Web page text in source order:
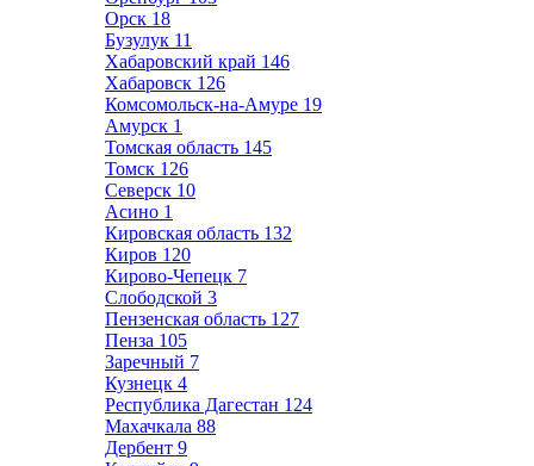
Орск 18
Бузулук 11
Хабаровский край 146
Хабаровск 126
Комсомольск-на-Амуре 19
Амурск 1
Томская область 145
Томск 126
Северск 10
Асино 1
Кировская область 132
Киров 120
Кирово-Чепецк 7
Слободской 3
Пензенская область 127
Пенза 105
Заречный 7
Кузнецк 4
Республика Дагестан 124
Махачкала 88
Дербент 9